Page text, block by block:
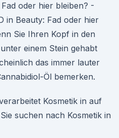
oder hier bleiben? -
in Beauty: Fad oder hier
Sie Ihren Kopf in den
einem Stein gehabt
das immer lauter
Öl bemerken.
Kosmetik in auf
suchen nach Kosmetik in